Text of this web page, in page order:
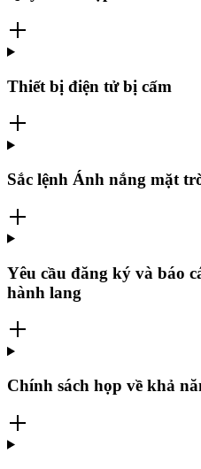
Thiết bị điện tử bị cấm
Sắc lệnh Ánh nắng mặt
Yêu cầu đăng ký và báo
hành lang
Chính sách họp về khả